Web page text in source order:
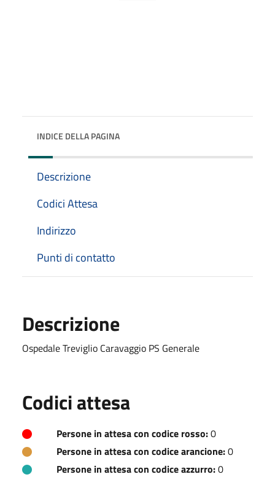
INDICE DELLA PAGINA
Descrizione
Codici Attesa
Indirizzo
Punti di contatto
Descrizione
Ospedale Treviglio Caravaggio PS Generale
Codici attesa
Persone in attesa con codice rosso:0
Persone in attesa con codice arancione:0
Persone in attesa con codice azzurro:0